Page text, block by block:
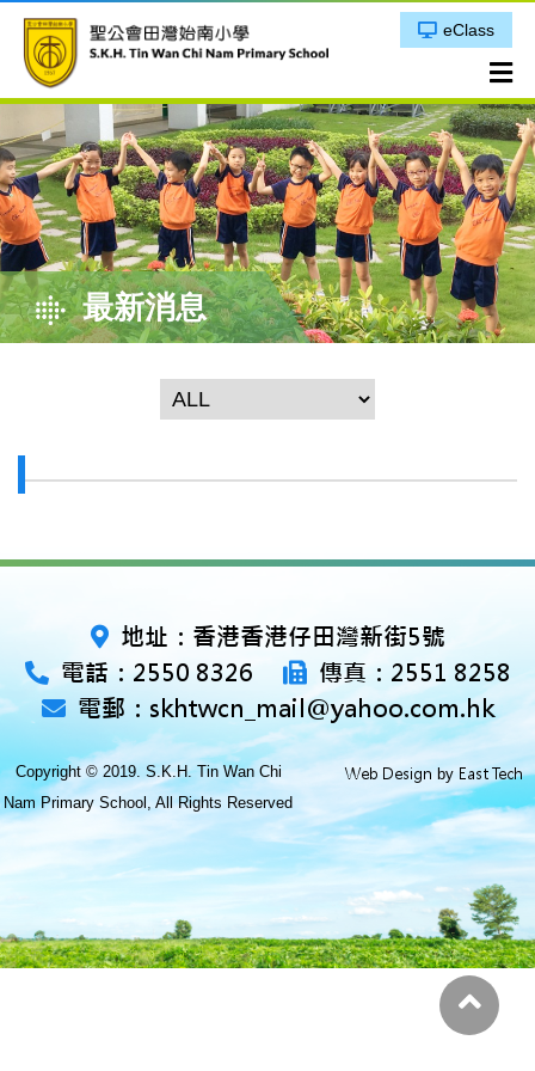
eClass
最新消息
地址：香港香港仔田灣新街5號
電話：2550 8326
傳真：2551 8258
電郵：skhtwcn_mail@yahoo.com.hk
Copyright © 2019. S.K.H. Tin Wan Chi
Nam Primary School, All Rights Reserved
Web Design by East Tech